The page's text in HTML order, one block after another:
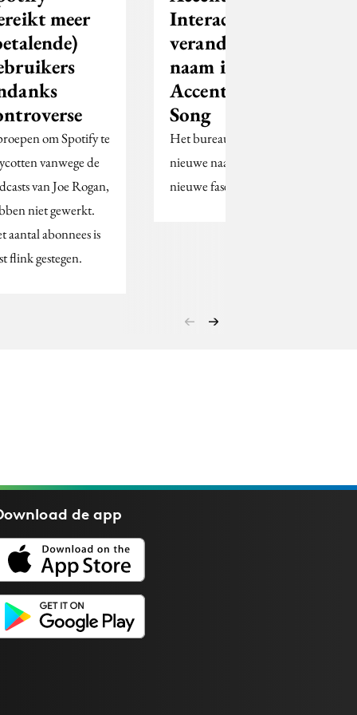
meer
om Spotify te
vanwege de
van Joe Rogan,
niet gewerkt.
aantal abonnees is
flink gestegen.
Interactive
verandert
naam in
Accenture
Song
Het bureau zegt met de
nieuwe naam een
nieuwe fase in te gaan.
deapp